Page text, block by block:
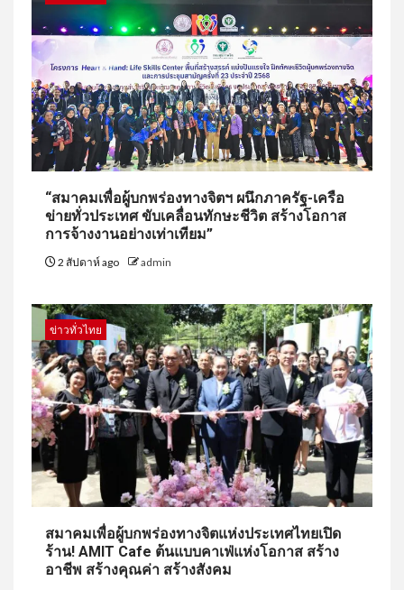
“สมาคมเพื่อผู้บกพร่องทางจิตฯ ผนึกภาครัฐ-เครือ
ข่ายทั่วประเทศ ขับเคลื่อนทักษะชีวิต สร้างโอกาส
การจ้างงานอย่างเท่าเทียม”
2 สัปดาห์ ago admin
ข่าวทั่วไทย
สมาคมเพื่อผู้บกพร่องทางจิตแห่งประเทศไทยเปิด
ร้าน! AMIT Cafe ต้นแบบคาเฟ่แห่งโอกาส สร้าง
อาชีพ สร้างคุณค่า สร้างสังคม